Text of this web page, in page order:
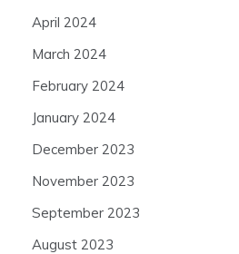
April 2024
March 2024
February 2024
January 2024
December 2023
November 2023
September 2023
August 2023